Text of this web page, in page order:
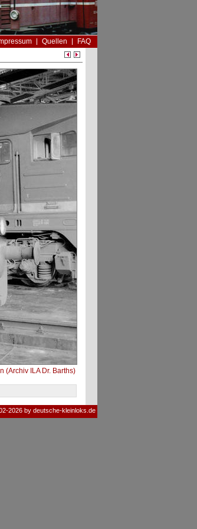
Quellen
FAQ
(Archiv ILA Dr. Barths)
2026 by deutsche-kleinloks.de